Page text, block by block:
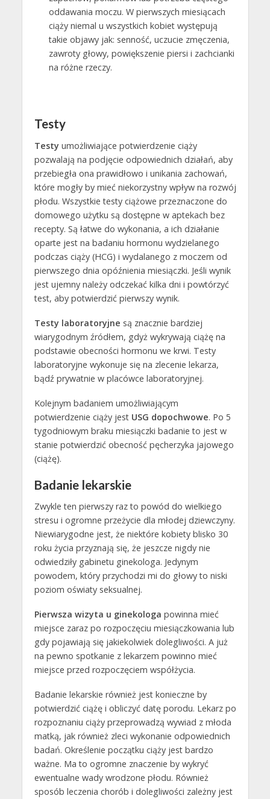
oddawania moczu. W pierwszych miesiącach
ciąży niemal u wszystkich kobiet występują
takie objawy jak: senność, uczucie zmęczenia,
zawroty głowy, powiększenie piersi i zachcianki
na różne rzeczy.
Testy
Testyumożliwiające potwierdzenie ciąży
pozwalają na podjęcie odpowiednich działań, aby
przebiegła ona prawidłowo i unikania zachowań,
które mogły by mieć niekorzystny wpływ na rozwój
płodu. Wszystkie testy ciążowe przeznaczone do
domowego użytku są dostępne w aptekach bez
recepty. Są łatwe do wykonania, a ich działanie
oparte jest na badaniu hormonu wydzielanego
podczas ciąży (HCG) i wydalanego z moczem od
pierwszego dnia opóźnienia miesiączki. Jeśli wynik
jest ujemny należy odczekać kilka dni i powtórzyć
test, aby potwierdzić pierwszy wynik.
Testy laboratoryjne są znacznie bardziej
wiarygodnym źródłem, gdyż wykrywają ciążę na
podstawie obecności hormonu we krwi. Testy
laboratoryjne wykonuje się na zlecenie lekarza,
bądź prywatnie w placówce laboratoryjnej.
Kolejnym badaniem umożliwiającym
potwierdzenie ciąży jest USG dopochwowe. Po 5
tygodniowym braku miesiączki badanie to jest w
stanie potwierdzić obecność pęcherzyka jajowego
(ciążę).
Badanie lekarskie
Zwykle ten pierwszy raz to powód do wielkiego
stresu i ogromne przeżycie dla młodej dziewczyny.
Niewiarygodne jest, że niektóre kobiety blisko 30
roku życia przyznają się, że jeszcze nigdy nie
odwiedziły gabinetu ginekologa. Jedynym
powodem, który przychodzi mi do głowy to niski
poziom oświaty seksualnej.
Pierwsza wizyta u ginekologa powinna mieć
miejsce zaraz po rozpoczęciu miesiączkowania lub
gdy pojawiają się jakiekolwiek dolegliwości. A już
na pewno spotkanie z lekarzem powinno mieć
miejsce przed rozpoczęciem współżycia.
Badanie lekarskie również jest konieczne by
potwierdzić ciążę i obliczyć datę porodu. Lekarz po
rozpoznaniu ciąży przeprowadzą wywiad z młoda
matką, jak również zleci wykonanie odpowiednich
badań. Określenie początku ciąży jest bardzo
ważne. Ma to ogromne znaczenie by wykryć
ewentualne wady wrodzone płodu. Również
sposób leczenia chorób i dolegliwości zależny jest